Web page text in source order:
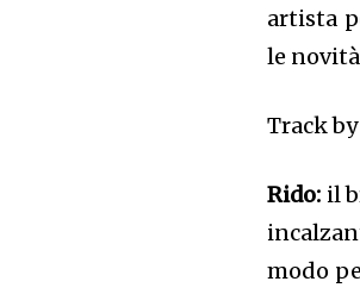
artista
le
Track
Rido: il
modo